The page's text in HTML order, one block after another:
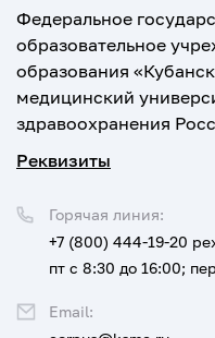
Федеральное
образовательное
образования
медицинский
здравоохранения
Реквизиты
Горячая линия:
+7 (800) 444-19-20
пт с 8:30 до 16:00;
Email: